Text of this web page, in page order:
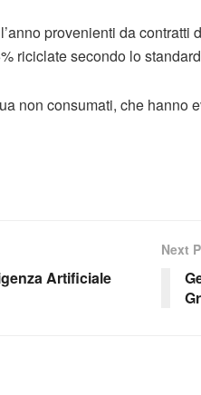
provenienti da
riciclate secondo lo
non consumati, che hanno
Artificiale
Next